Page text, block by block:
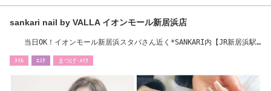
sankari nail by VALLA イオンモール新居浜店
当日OK！イオンモール新居浜スタバさん近く*SANKARI内【JR新居浜駅
ﾈｲﾙ ｴｽﾃ まつげ･ﾒｲｸ